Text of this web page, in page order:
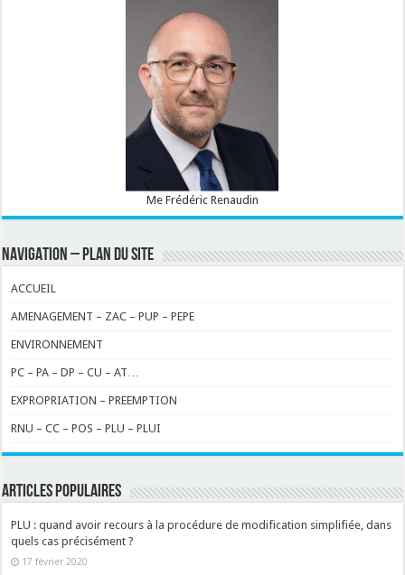
Me Frédéric Renaudin
NAVIGATION – PLAN DU SITE
ACCUEIL
AMENAGEMENT – ZAC – PUP – PEPE
ENVIRONNEMENT
PC – PA – DP – CU – AT…
EXPROPRIATION – PREEMPTION
RNU – CC – POS – PLU – PLUI
ARTICLES POPULAIRES
PLU : quand avoir recours à la procédure de modification simplifiée, dans
quels cas précisément ?
17 février 2020